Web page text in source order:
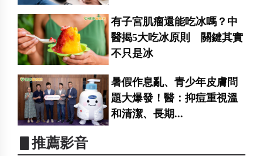
有子宮肌瘤還能吃冰嗎？中
醫揭5大吃冰原則 關鍵其實
不只是冰
暑假作息亂、青少年皮膚問
題大爆發！醫：抑痘重視溫
和清潔、長期...
▋推薦影音